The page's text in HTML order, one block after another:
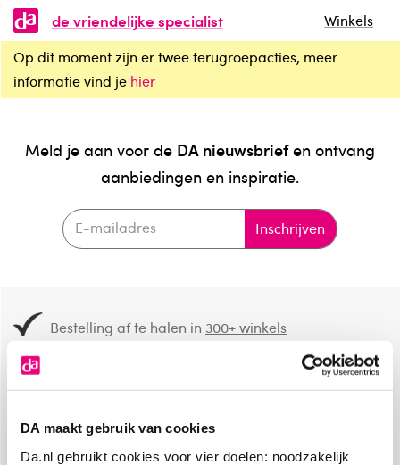
DA maakt gebruik van cookies
Da.nl gebruikt cookies voor vier doelen: noodzakelijk
de vriendelijke specialist
Winkels
Op dit moment zijn er twee terugroepacties, meer
informatie vind je hier
Meld je aan voor de DA nieuwsbriefen ontvang
aanbiedingen en inspiratie.
Inschrijven
Bestelling af te halen in300+ winkels
8.6 uit4.106 reviews